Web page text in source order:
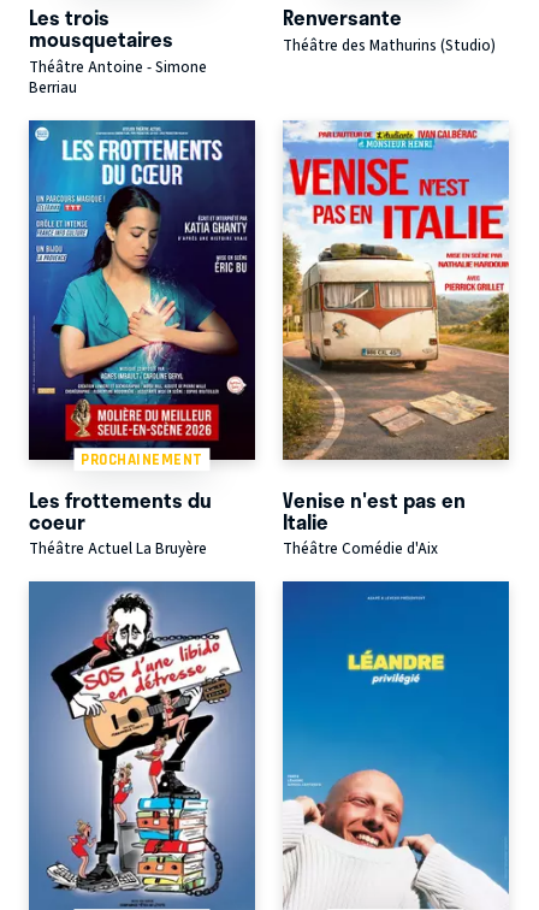
Les trois
mousquetaires
Théâtre Antoine - Simone
Berriau
Renversante
Théâtre des Mathurins (Studio)
PROCHAINEMENT
Les frottements du
coeur
Théâtre Actuel La Bruyère
Venise n'est pas en
Italie
Théâtre Comédie d'Aix